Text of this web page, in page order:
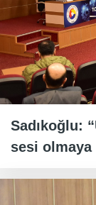
Sadıkoğlu:
sesi olmaya